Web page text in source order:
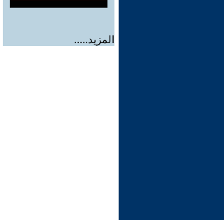
المزيد.....